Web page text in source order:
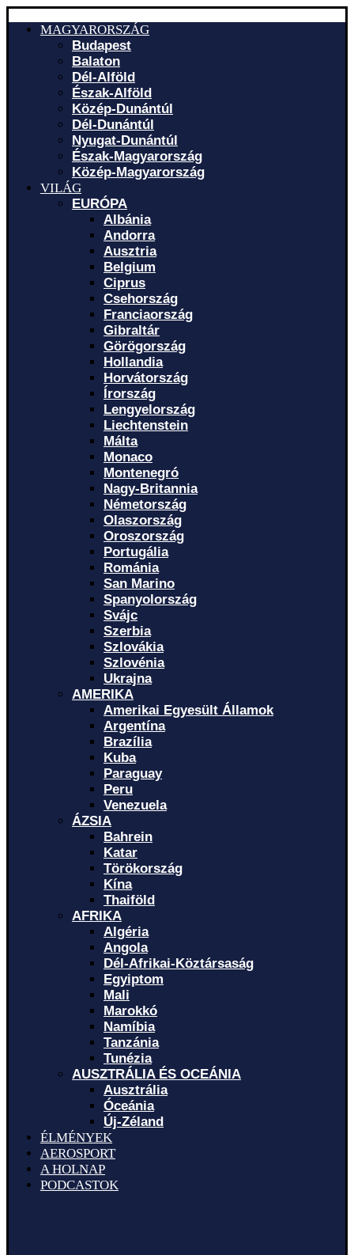
MAGYARORSZÁG
Budapest
Balaton
Dél-Alföld
Észak-Alföld
Közép-Dunántúl
Dél-Dunántúl
Nyugat-Dunántúl
Észak-Magyarország
Közép-Magyarország
VILÁG
EURÓPA
Albánia
Andorra
Ausztria
Belgium
Ciprus
Csehország
Franciaország
Gibraltár
Görögország
Hollandia
Horvátország
Írország
Lengyelország
Liechtenstein
Málta
Monaco
Montenegró
Nagy-Britannia
Németország
Olaszország
Oroszország
Portugália
Románia
San Marino
Spanyolország
Svájc
Szerbia
Szlovákia
Szlovénia
Ukrajna
AMERIKA
Amerikai Egyesült Államok
Argentína
Brazília
Kuba
Paraguay
Peru
Venezuela
ÁZSIA
Bahrein
Katar
Törökország
Kína
Thaiföld
AFRIKA
Algéria
Angola
Dél-Afrikai-Köztársaság
Egyiptom
Mali
Marokkó
Namíbia
Tanzánia
Tunézia
AUSZTRÁLIA ÉS OCEÁNIA
Ausztrália
Óceánia
Új-Zéland
ÉLMÉNYEK
AEROSPORT
A HOLNAP
PODCASTOK